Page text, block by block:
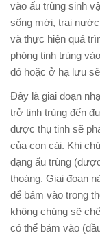
vào ấu trùng sinh
sống mới, trai
và thực hiện quá
phóng tinh trùng
đó hoặc ở hạ lưu
Đây là giai đoạn
trở tinh trùng đến
được thụ tinh sẽ
của con cái. Khi
dạng ấu trùng
thoáng. Giai đoạn
để bám vào trong
không chúng sẽ
có thể bám vào